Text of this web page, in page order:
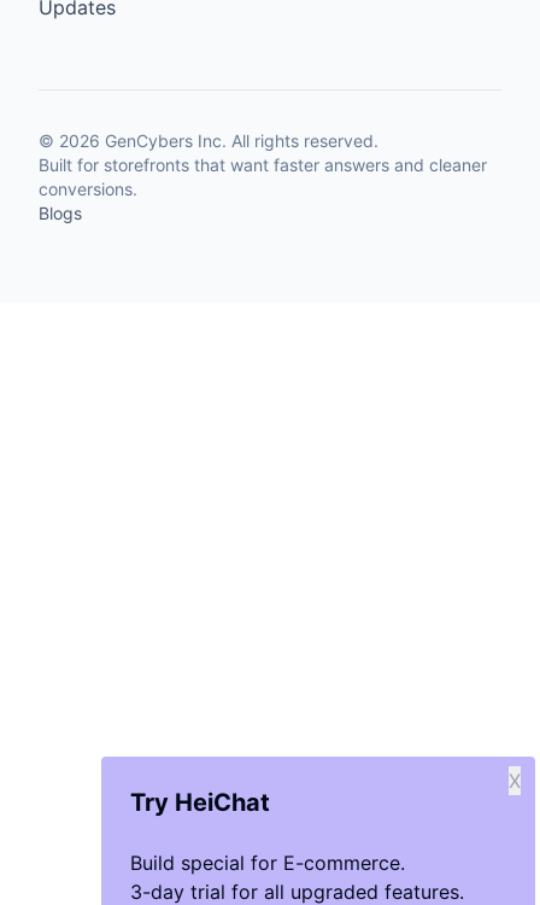
Try HeiChat
Build special for E-commerce.
3-day trial for all upgraded features.
X
Updates
© 2026 GenCybers Inc. All rights reserved.
Built for storefronts that want faster answers and cleaner
conversions.
Blogs